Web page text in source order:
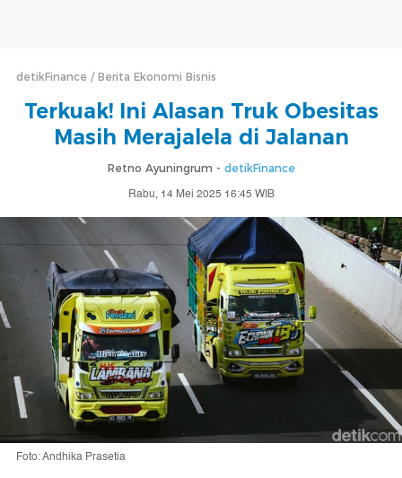
detikFinance Berita Ekonomi Bisnis
Terkuak! Ini Alasan Truk Obesitas
Masih Merajalela di Jalanan
Retno Ayuningrum - detikFinance
Rabu, 14 Mei 2025 16:45 WIB
Foto: Andhika Prasetia